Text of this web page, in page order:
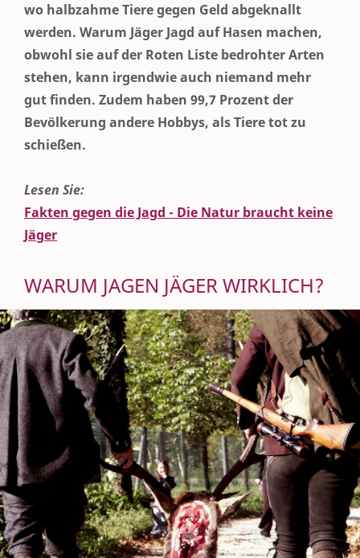
wo halbzahme Tiere gegen Geld abgeknallt
werden. Warum Jäger Jagd auf Hasen machen,
obwohl sie auf der Roten Liste bedrohter Arten
stehen, kann irgendwie auch niemand mehr
gut finden. Zudem haben 99,7 Prozent der
Bevölkerung andere Hobbys, als Tiere tot zu
schießen.
Lesen Sie:
Fakten gegen die Jagd - Die Natur braucht keine
Jäger
WARUM JAGEN JÄGER WIRKLICH?